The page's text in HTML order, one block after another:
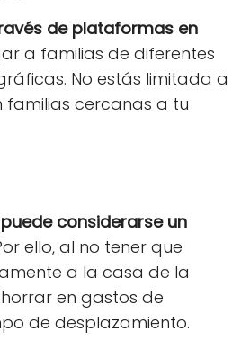
de plataformas en
a familias de diferentes
No estás limitada a
cercanas a tu
considerarse un
ello, al no tener que
a la casa de la
en gastos de
de desplazamiento.